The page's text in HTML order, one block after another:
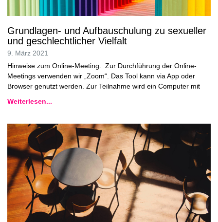
Grundlagen- und Aufbauschulung zu sexueller
und geschlechtlicher Vielfalt
9. März 2021
Hinweise zum Online-Meeting: Zur Durchführung der Online-
Meetings verwenden wir „Zoom“. Das Tool kann via App oder
Browser genutzt werden. Zur Teilnahme wird ein Computer mit
Weiterlesen...